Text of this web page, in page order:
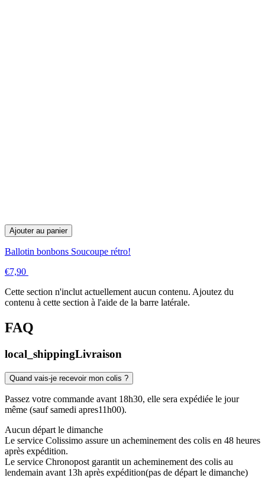
Ajouter au panier
Ballotin bonbons Soucoupe rétro!
€7,90
Cette section n'inclut actuellement aucun contenu. Ajoutez du
contenu à cette section à l'aide de la barre latérale.
FAQ
local_shippingLivraison
Quand vais-je recevoir mon colis ?
Passez votre commande avant 18h30, elle sera expédiée le jour
même (sauf samedi apres11h00).
Aucun départ le dimanche
Le service Colissimo assure un acheminement des colis en 48 heures
après expédition.
Le service Chronopost garantit un acheminement des colis au
lendemain avant 13h après expédition(pas de départ le dimanche)